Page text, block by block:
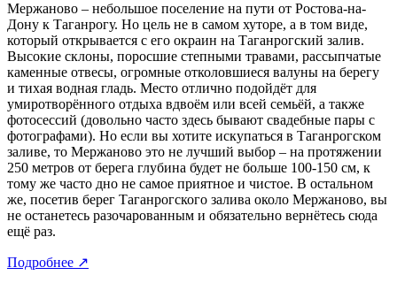
Мержаново – небольшое поселение на пути от Ростова-на-
Дону к Таганрогу. Но цель не в самом хуторе, а в том виде,
который открывается с его окраин на Таганрогский залив.
Высокие склоны, поросшие степными травами, рассыпчатые
каменные отвесы, огромные отколовшиеся валуны на берегу
и тихая водная гладь. Место отлично подойдёт для
умиротворённого отдыха вдвоём или всей семьёй, а также
фотосессий (довольно часто здесь бывают свадебные пары с
фотографами). Но если вы хотите искупаться в Таганрогском
заливе, то Мержаново это не лучший выбор – на протяжении
250 метров от берега глубина будет не больше 100-150 см, к
тому же часто дно не самое приятное и чистое. В остальном
же, посетив берег Таганрогского залива около Мержаново, вы
не останетесь разочарованным и обязательно вернётесь сюда
ещё раз.
Подробнее ↗